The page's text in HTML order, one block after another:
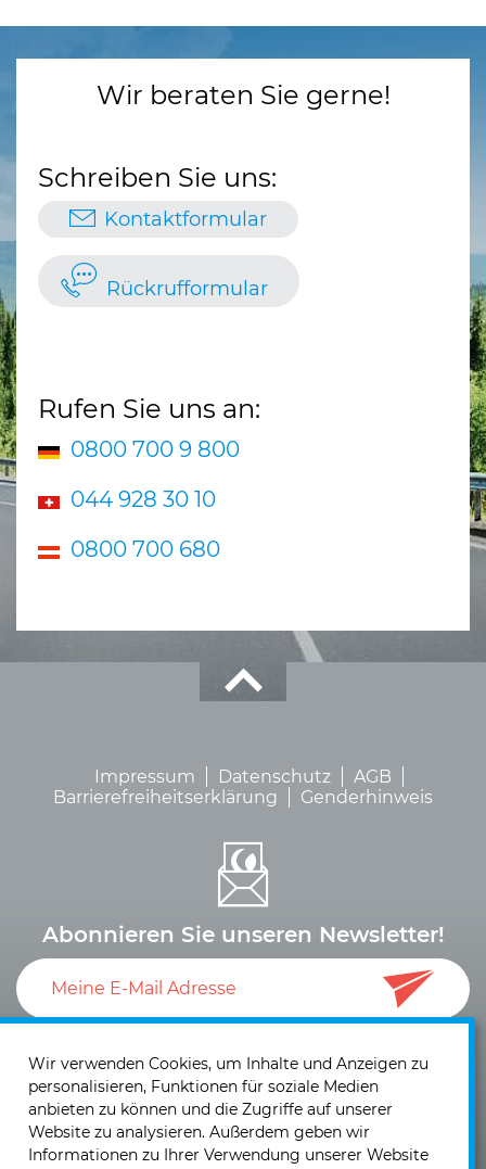
Wir beraten Sie gerne!
Schreiben Sie uns:
Kontaktformular
Rückrufformular
Rufen Sie uns an:
0800 700 9 800
044 928 30 10
0800 700 680
Impressum Datenschutz
AGB
Barrierefreiheitserklärung
Genderhinweis
Abonnieren Sie unseren Newsletter!
Einwilligung zum Versand von Neuigkeiten und
Informationen.
Wir verwenden Cookies, um Inhalte und Anzeigen zu
personalisieren, Funktionen für soziale Medien
anbieten zu können und die Zugriffe auf unserer
Website zu analysieren. Außerdem geben wir
Informationen zu Ihrer Verwendung unserer Website